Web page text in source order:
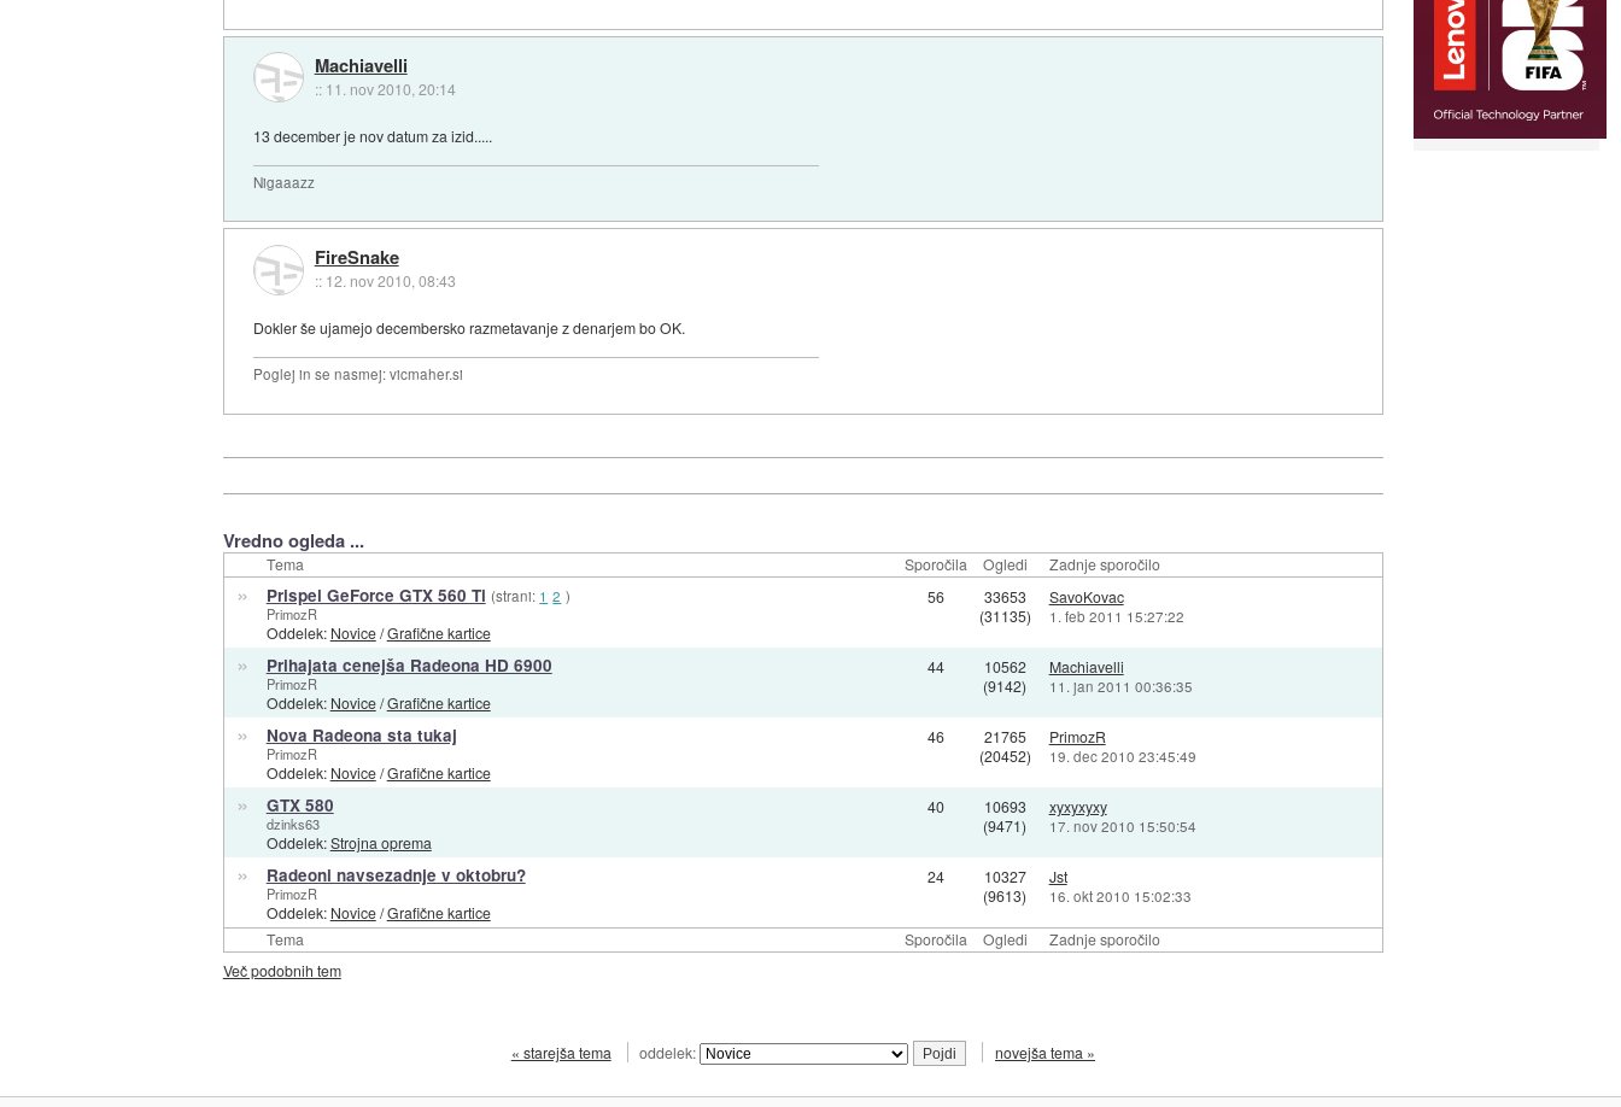
Machiavelli
:: 11. nov 2010, 20:14
13 december je nov datum za izid.....
Nigaaazz
FireSnake
:: 12. nov 2010, 08:43
Dokler še ujamejo decembersko razmetavanje z denarjem bo OK.
Poglej in se nasmej: vicmaher.si
Vredno ogleda ...
Tema Sporočila Ogledi Zadnje sporočilo
Tema Sporočila Ogledi Zadnje sporočilo
» Prispel GeForce GTX 560 Ti (strani: 1 2 )
PrimozR
Oddelek: Novice/Grafične kartice
56
33653
(31135)
SavoKovac
1. feb 2011 15:27:22
» Prihajata cenejša Radeona HD 6900
PrimozR
Oddelek: Novice/Grafične kartice
44
10562
(9142)
Machiavelli
11. jan 2011 00:36:35
» Nova Radeona sta tukaj
PrimozR
Oddelek: Novice/Grafične kartice
46
21765
(20452)
PrimozR
19. dec 2010 23:45:49
» GTX 580
dzinks63
Oddelek:Strojna oprema
40
10693
(9471)
xyxyxyxy
17. nov 2010 15:50:54
» Radeoni navsezadnje v oktobru?
PrimozR
Oddelek: Novice/Grafične kartice
24
10327
(9613)
Jst
16. okt 2010 15:02:33
Več podobnih tem
« starejša tema oddelek: novejša tema »